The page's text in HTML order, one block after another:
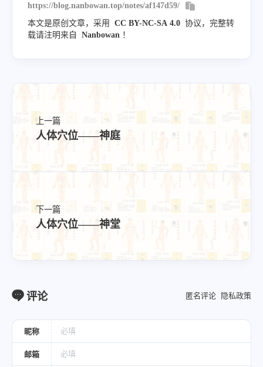
https://blog.nanbowan.top/notes/af147d59/
本文是原创文章，采用
CC BY-NC-SA 4.0 协议，完整转
载请注明来自
Nanbowan ！
上一篇
人体穴位——神庭
下一篇
人体穴位——神堂
评论 匿名评论 隐私政策
昵称
邮箱